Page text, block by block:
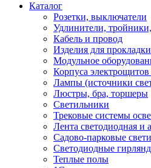
Каталог
Розетки, выключатели
Удлинители,
Кабель и провод
Изделия для
Модульное
Корпуса
Лампы (источники
Люстры, бра, торшеры
Светильники
Трековые системы
Лента светодиодная и
Садово-парковые
Светодиодные
Теплые полы